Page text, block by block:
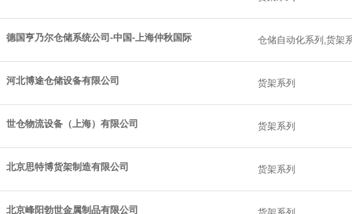
德国亨乃尔仓储系统公司-中国-上海仲秋国际 仓储自动化系列,货架
河北博途仓储设备有限公司 货架系列
世仓物流设备（上海）有限公司 货架系列
北京思特博货架制造有限公司 货架系列
北京峰阳勃世金属制品有限公司